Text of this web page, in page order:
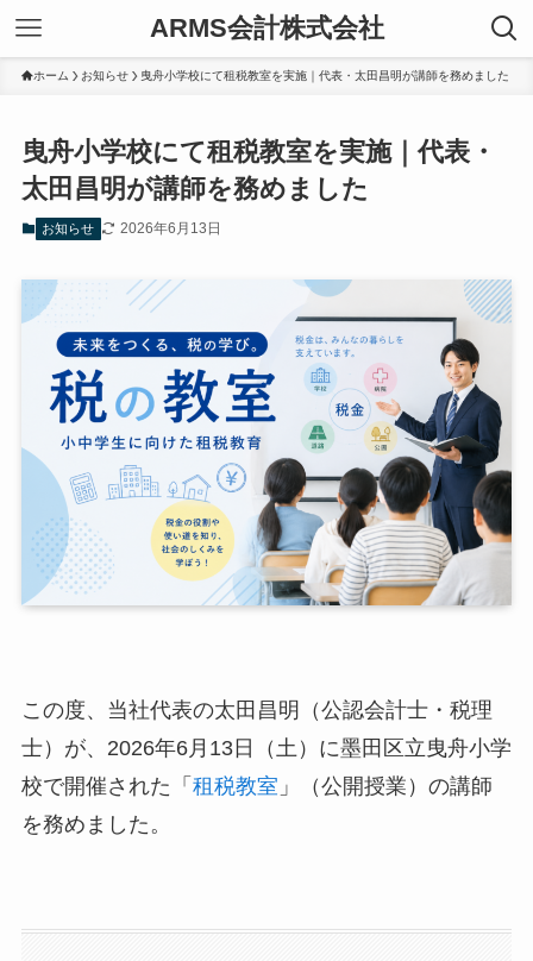
ARMS会計株式会社
ホーム お知らせ 曳舟小学校にて租税教室を実施｜代表・太田昌明が講師を務めました
曳舟小学校にて租税教室を実施｜代表・
太田昌明が講師を務めました
お知らせ 2026年6月13日
この度、当社代表の太田昌明（公認会計士・税理
士）が、2026年6月13日（土）に墨田区立曳舟小学
校で開催された「 租税教室 」（公開授業）の講師
を務めました。